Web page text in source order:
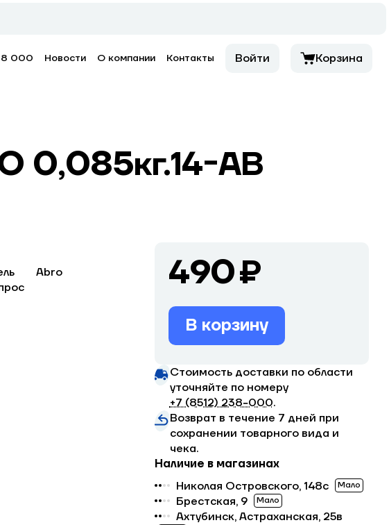
000 Новости О компании Контакты Войти Корзина
0,085кг.14-АВ
Abro
490 ₽
В корзину
Стоимость доставки по области
уточняйте по номеру
+7 (8512) 238−000.
Возврат в течение 7 дней при
сохранении товарного вида и
чека.
Наличие в магазинах
Николая Островского, 148с
Мало
Брестская, 9 Мало
Ахтубинск, Астраханская, 25в